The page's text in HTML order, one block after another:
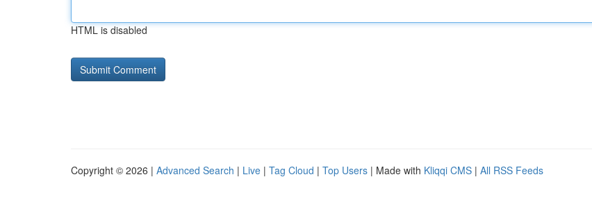
HTML is disabled
Copyright © 2026 | Advanced Search | Live | Tag Cloud | Top Users | Made with Kliqqi CMS | All RSS Feeds